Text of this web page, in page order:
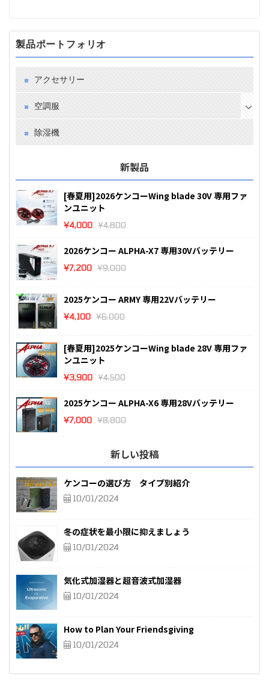
製品ポートフォリオ
アクセサリー
空調服
除湿機
新製品
[春夏用]2026ケンコーWing blade 30V 専用ファ
ンユニット
¥4,000 ¥4,800
2026ケンコー ALPHA-X7 専用30Vバッテリー
¥7,200 ¥9,000
2025ケンコー ARMY 専用22Vバッテリー
¥4,100 ¥6,000
[春夏用]2025ケンコーWing blade 28V 専用ファ
ンユニット
¥3,900 ¥4,500
2025ケンコー ALPHA-X6 専用28Vバッテリー
¥7,000 ¥8,800
新しい投稿
ケンコーの選び方 タイプ別紹介
10/01/2024
冬の症状を最小限に抑えましょう
10/01/2024
気化式加湿器と超音波式加湿器
10/01/2024
How to Plan Your Friendsgiving
10/01/2024